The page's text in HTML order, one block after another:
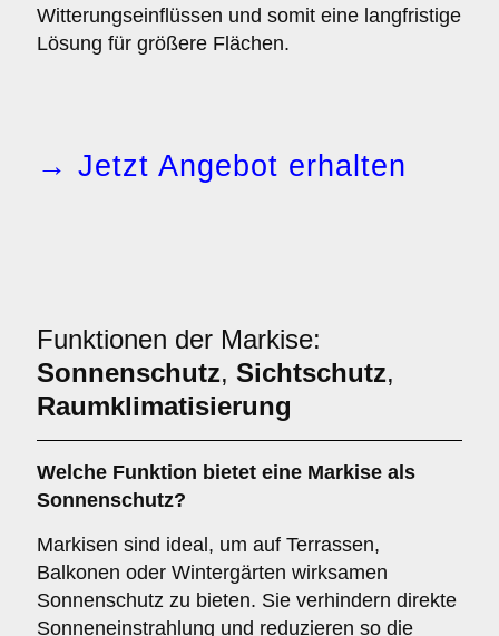
Witterungseinflüssen und somit eine langfristige
Lösung für größere Flächen.
→ Jetzt Angebot erhalten
Funktionen der Markise:
Sonnenschutz, Sichtschutz,
Raumklimatisierung
Welche Funktion bietet eine Markise als
Sonnenschutz?
Markisen sind ideal, um auf Terrassen,
Balkonen oder Wintergärten wirksamen
Sonnenschutz zu bieten. Sie verhindern direkte
Sonneneinstrahlung und reduzieren so die